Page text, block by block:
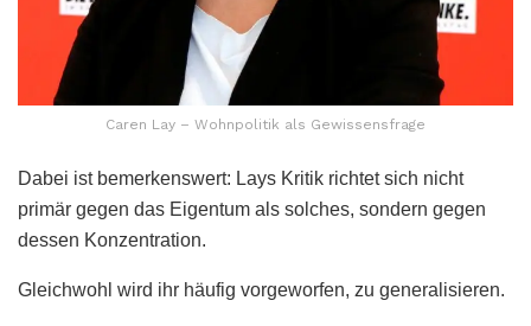
Caren Lay – Wohnpolitik als Gewissensfrage
Dabei ist bemerkenswert: Lays Kritik richtet sich nicht
primär gegen das Eigentum als solches, sondern gegen
dessen Konzentration.
Gleichwohl wird ihr häufig vorgeworfen, zu generalisieren.